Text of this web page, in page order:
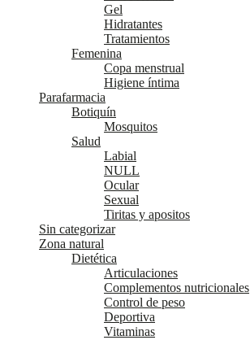
Gel
Hidratantes
Tratamientos
Femenina
Copa menstrual
Higiene íntima
Parafarmacia
Botiquín
Mosquitos
Salud
Labial
NULL
Ocular
Sexual
Tiritas y apositos
Sin categorizar
Zona natural
Dietética
Articulaciones
Complementos nutricionales
Control de peso
Deportiva
Vitaminas